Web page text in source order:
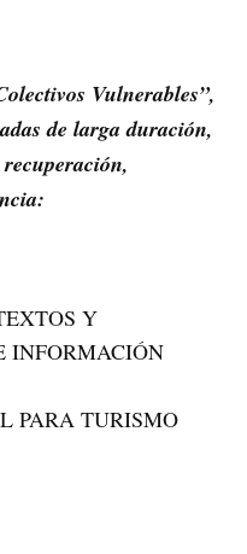
Vulnerables”,
de larga duración,
Y
INFORMACIÓN
PARA TURISMO